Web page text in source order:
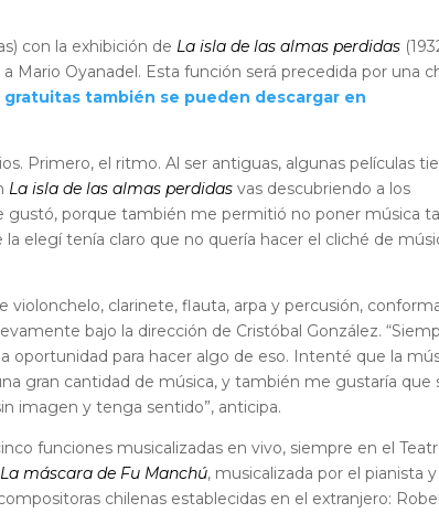
con la exhibición de La isla de las almas perdidas
Mario Oyanadel. Esta función será precedida por una
gratuitas también se pueden descargar en
Primero, el ritmo. Al ser antiguas, algunas películas
La isla de las almas perdidas vas descubriendo a los
gustó, porque también me permitió no poner música
elegí tenía claro que no quería hacer el cliché de
clarinete, flauta, arpa y percusión,
bajo la dirección de Cristóbal González. “
oportunidad para hacer algo de eso. Intenté que la
gran cantidad de música, y también me gustaría que
imagen y tenga sentido”, anticipa.
funciones musicalizadas en vivo, siempre en el
La máscara de Fu Manchú, musicalizada por el pianista y
chilenas establecidas en el extranjero: